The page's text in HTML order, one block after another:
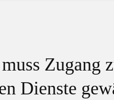
Zugang
Dienste